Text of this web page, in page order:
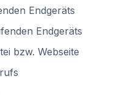
Endgeräts
Endgeräts
bzw. Webseite